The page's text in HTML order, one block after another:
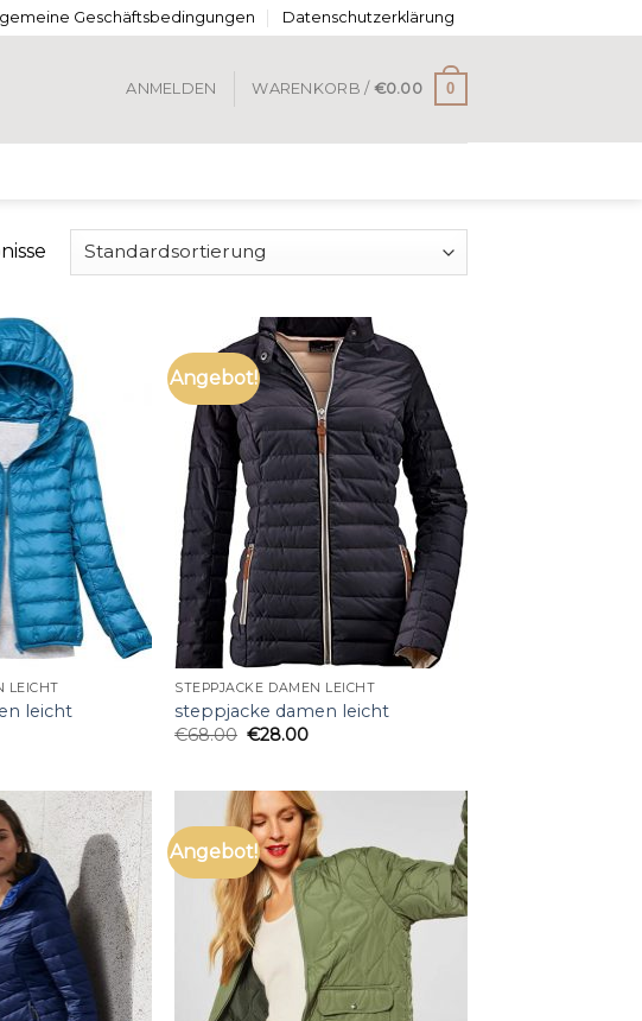
Geschäftsbedingungen Datenschutzerklärung
ANMELDEN WARENKORB / €0.00 0
LEICHT
leicht
Angebot!
STEPPJACKE DAMEN LEICHT
steppjacke damen leicht
€68.00 €28.00
Angebot!